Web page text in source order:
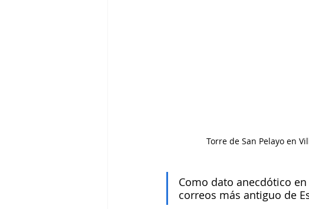
Torre de San Pelayo en
Como dato anecdótico
correos más antiguo de